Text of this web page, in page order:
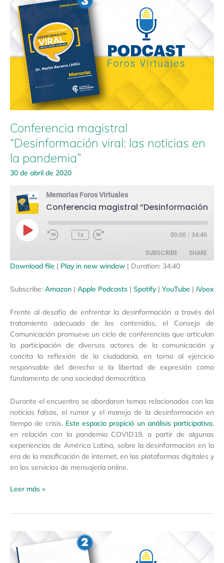
Conferencia magistral
“Desinformación viral: las noticias en
la pandemia”
30 de abril de 2020
Memorias Foros Virtuales
Episode
1x 00:00 / 34:40
SUBSCRIBE SHARE
iVoox
RSS FEED
EMBED
Download file | Play in new window | Duration: 34:40
Subscribe: Amazon | Apple Podcasts | Spotify| YouTube | iVoox
Frente al desafío de enfrentar la desinformación a través del
tratamiento adecuado de los contenidos, el Consejo de
Comunicación promueve un ciclo de conferencias que articulan
la participación de diversos actores de la comunicación y
concita la reflexión de la ciudadanía, en torno al ejercicio
responsable del derecho a la libertad de expresión como
fundamento de una sociedad democrática.
Durante el encuentro se abordaron temas relacionados con las
noticias falsas, el rumor y el manejo de la desinformación en
tiempo de crisis. Este espacio propició un análisis participativo,
en relación con la pandemia COVID19, a partir de algunas
experiencias de América Latina, sobre la desinformación en la
era de la masificación de internet, en las plataformas digitales y
en los servicios de mensajería online.
magistral
“Desinformación
viral:
las
noticias
en
pandemia”
Leer más »
virtual
“Infodemia: